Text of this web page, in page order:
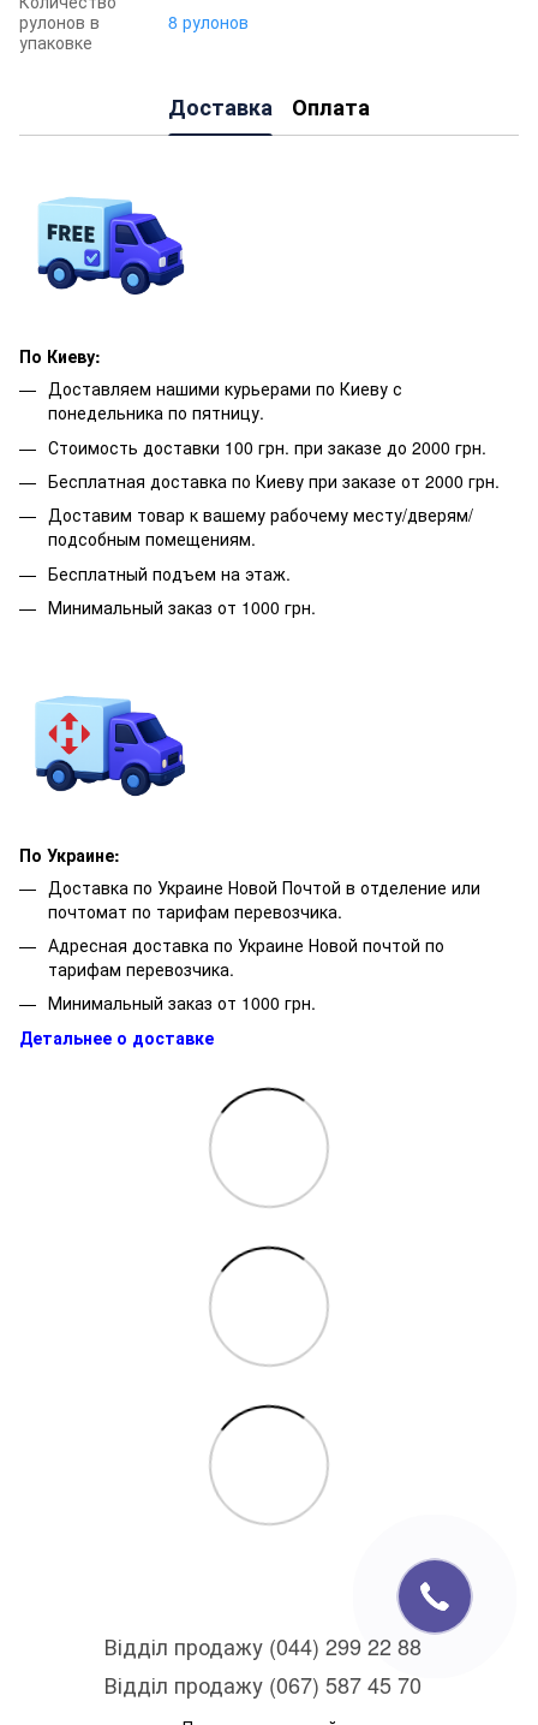
рулонов в
упаковке
8 рулонов
Доставка Оплата
По Киеву:
Доставляем нашими курьерами по Киеву с
понедельника по пятницу.
Стоимость доставки 100 грн. при заказе до 2000 грн.
Бесплатная доставка по Киеву при заказе от 2000 грн.
Доставим товар к вашему рабочему месту/дверям/
подсобным помещениям.
Бесплатный подъем на этаж.
Минимальный заказ от 1000 грн.
По Украине:
Доставка по Украине Новой Почтой в отделение или
почтомат по тарифам перевозчика.
Адресная доставка по Украине Новой почтой по
тарифам перевозчика.
Минимальный заказ от 1000 грн.
Детальнее о доставке
Відділ продажу (044) 299 22 88
Відділ продажу (067) 587 45 70